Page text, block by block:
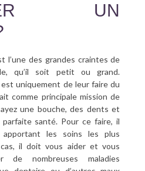
UN
l’une des grandes craintes de
qu’il soit petit ou grand.
uniquement de leur faire du
comme principale mission de
une bouche, des dents et
santé. Pour ce faire, il
les soins les plus
il doit vous aider et vous
de nombreuses maladies